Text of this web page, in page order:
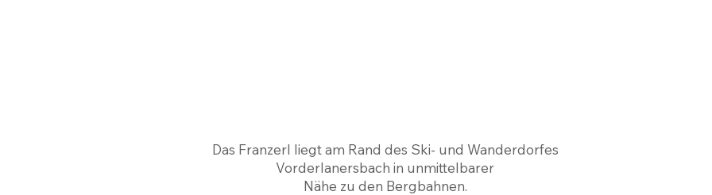
Das Franzerl liegt am Rand des Ski- und Wanderdorfes
Vorderlanersbach in unmittelbarer
Nähe zu den Bergbahnen.